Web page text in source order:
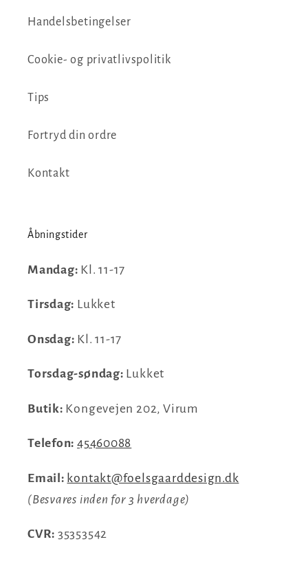
Handelsbetingelser
Cookie- og privatlivspolitik
Tips
Fortryd din ordre
Kontakt
Åbningstider
Mandag: Kl. 11-17
Tirsdag: Lukket
Onsdag: Kl. 11-17
Torsdag-søndag: Lukket
Butik: Kongevejen 202, Virum
Telefon:45460088
Email: kontakt@foelsgaarddesign.dk
(Besvares inden for 3 hverdage)
CVR: 35353542